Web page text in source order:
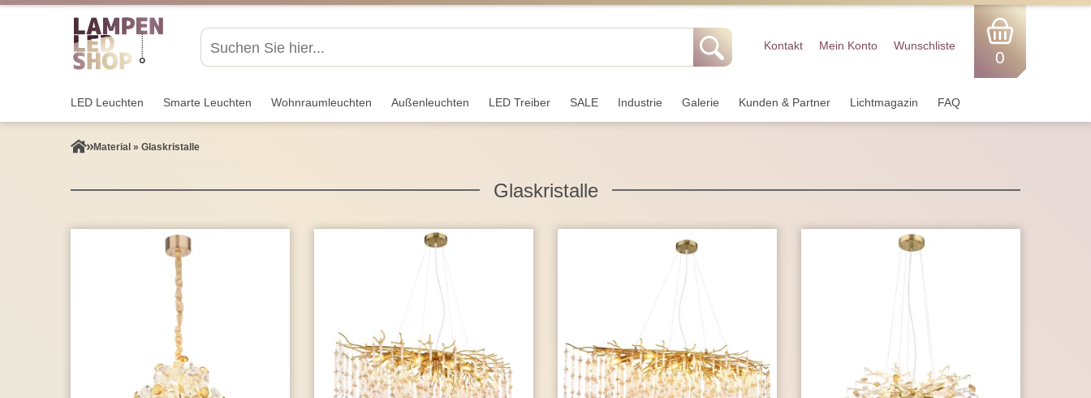
Kontakt Mein Konto Wunschliste
0
LED Leuchten Smarte Leuchten Wohnraum­leuchten Außen­leuchten LED Treiber SALE Industrie Galerie Kunden & Partner Lichtmagazin FAQ
Material » Glaskristalle
Glaskristalle